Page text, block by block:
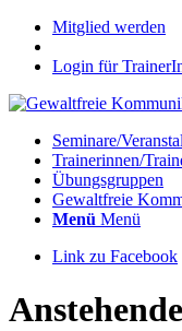
Mitglied werden
Login für
Seminare/
Trainerinnen/
Übungsgruppen
Gewaltfreie
Menü Menü
Link zu Facebook